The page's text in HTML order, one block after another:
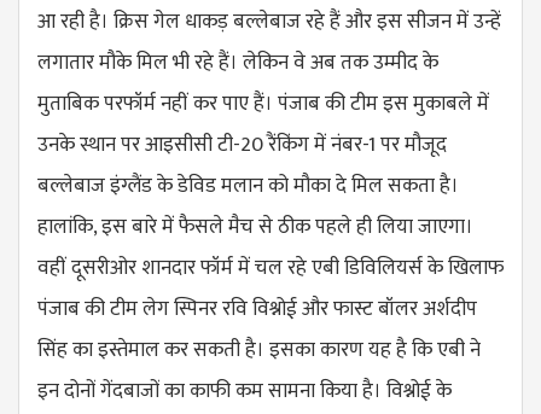
आ रही है। क्रिस गेल धाकड़ बल्लेबाज रहे हैं और इस सीजन में उन्हें
लगातार मौके मिल भी रहे हैं। लेकिन वे अब तक उम्मीद के
मुताबिक परफॉर्म नहीं कर पाए हैं। पंजाब की टीम इस मुकाबले में
उनके स्थान पर आइसीसी टी-20 रैंकिंग में नंबर-1 पर मौजूद
बल्लेबाज इंग्लैंड के डेविड मलान को मौका दे मिल सकता है।
हालांकि, इस बारे में फैसले मैच से ठीक पहले ही लिया जाएगा।
वहीं दूसरीओर शानदार फॉर्म में चल रहे एबी डिविलियर्स के खिलाफ
पंजाब की टीम लेग स्पिनर रवि विश्नोई और फास्ट बॉलर अर्शदीप
सिंह का इस्तेमाल कर सकती है। इसका कारण यह है कि एबी ने
इन दोनों गेंदबाजों का काफी कम सामना किया है। विश्नोई के